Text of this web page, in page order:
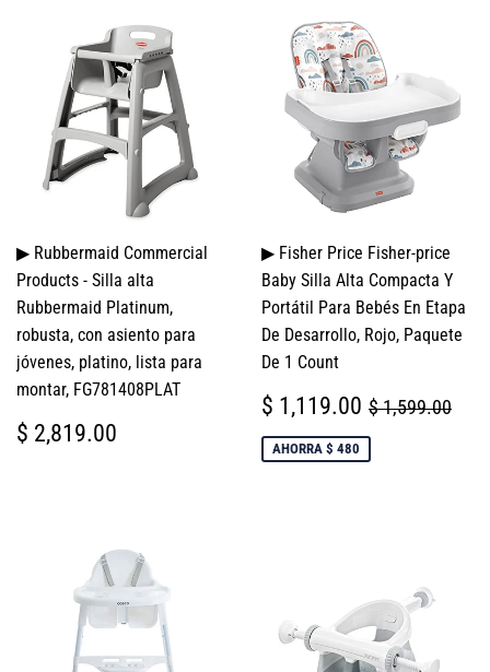
▶ Rubbermaid Commercial
Products - Silla alta
Rubbermaid Platinum,
robusta, con asiento para
jóvenes, platino, lista para
montar, FG781408PLAT
PRECIO
HABITUAL
$ 2,819.00
▶ Fisher Price Fisher-price
Baby Silla Alta Compacta Y
Portátil Para Bebés En Etapa
De Desarrollo, Rojo, Paquete
De 1 Count
PRECIO
DE
VENTA
$ 1,119.00 $
1,119.00
PRECIO
$ 1,599.00
AHORRA $ 480